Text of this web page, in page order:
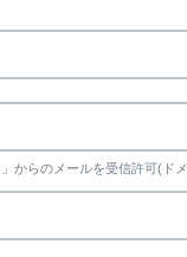
からのメールを受信許可(ド